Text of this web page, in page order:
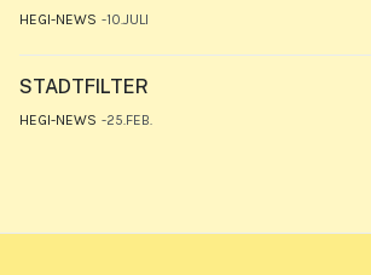
HEGI-NEWS 10.JULI
STADTFILTER
HEGI-NEWS 25.FEB.